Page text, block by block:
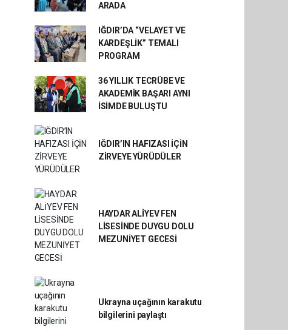
ARADA
IĞDIR’DA “VELAYET VE
KARDEŞLİK” TEMALI
PROGRAM
36 YILLIK TECRÜBE VE
AKADEMİK BAŞARI AYNI
İSİMDE BULUŞTU
IĞDIR’IN HAFIZASI İÇİN
ZİRVEYE YÜRÜDÜLER
HAYDAR ALİYEV FEN
LİSESİNDE DUYGU DOLU
MEZUNİYET GECESİ
Ukrayna uçağının karakutu
bilgilerini paylaştı